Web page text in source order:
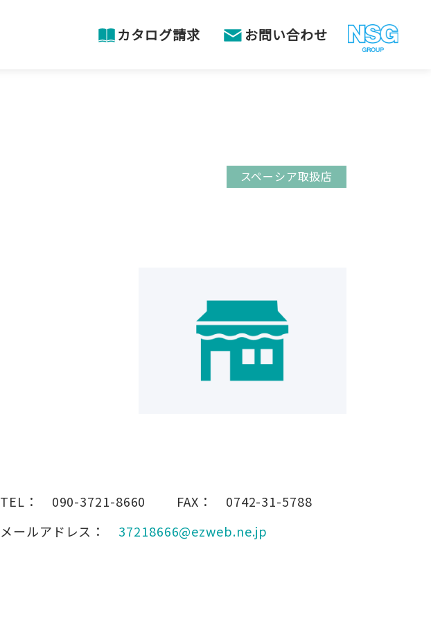
カタログ請求 お問い合わせ
スペーシア取扱店
TEL： 090-3721-8660 FAX：
0742-31-5788
メールアドレス：
37218666@ezweb.ne.jp